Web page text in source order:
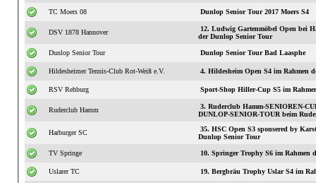
TC Moers 08 Dunlop Senior Tour 2017 Moers S4
DSV 1878 Hannover
12. Ludwig Gartenmöbel Open bei
der Dunlop Senior Tour
Dunlop Senior Tour Dunlop Senior Tour Bad Laasphe
Hildesheimer Tennis-Club Rot-Weiß e.V. 4. Hildesheim Open S4 im Rahmen
RSV Rehburg Sport-Shop Hiller-Cup S5 im
Ruderclub Hamm
3. Ruderclub Hamm-SENIOREN-
DUNLOP-SENIOR-TOUR beim
Harburger SC
35. HSC Open S3 sponsered by
Dunlop Senior Tour
TV Springe 10. Springer Trophy S6 im Rahmen
Uslarer TC 19. Bergbräu Trophy Uslar S4 im